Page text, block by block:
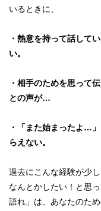
いるときに、
・熱意を持って話して
い。
・相手のためを思って
との声が…
・「また始まったよ…
らえない。
過去にこんな経験が少
なんとかしたい！ と思
語れ」は、あなたのため